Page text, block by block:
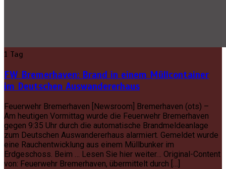
1 Tag
FW Bremerhaven: Brand in einem Müllcontainer
im Deutschen Auswandererhaus
Feuerwehr Bremerhaven [Newsroom] Bremerhaven (ots) –
Am heutigen Vormittag wurde die Feuerwehr Bremerhaven
gegen 9:35 Uhr durch die automatische Brandmeldeanlage
zum Deutschen Auswandererhaus alarmiert. Gemeldet wurde
eine Rauchentwicklung aus einem Müllbunker im
Erdgeschoss. Beim … Lesen Sie hier weiter… Original-Content
von: Feuerwehr Bremerhaven, übermittelt durch […]